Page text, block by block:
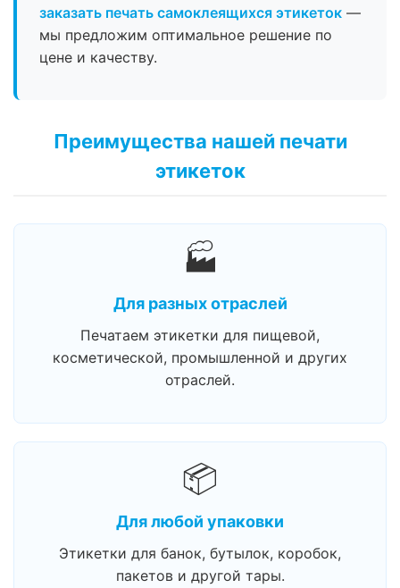
заказать печать самоклеящихся этикеток —
мы предложим оптимальное решение по
цене и качеству.
Преимущества нашей печати
этикеток
🏭
Для разных отраслей
Печатаем этикетки для пищевой,
косметической, промышленной и других
отраслей.
📦
Для любой упаковки
Этикетки для банок, бутылок, коробок,
пакетов и другой тары.